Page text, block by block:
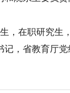
在职研究生
，省教育厅